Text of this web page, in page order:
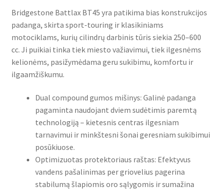
Bridgestone Battlax BT45 yra patikima bias konstrukcijos
padanga, skirta sport-touring ir klasikiniams
motociklams, kurių cilindrų darbinis tūris siekia 250–600
cc. Ji puikiai tinka tiek miesto važiavimui, tiek ilgesnėms
kelionėms, pasižymėdama geru sukibimu, komfortu ir
ilgaamžiškumu.
Dual compound gumos mišinys: Galinė padanga
pagaminta naudojant dviem sudėtimis paremtą
technologiją – kietesnis centras ilgesniam
tarnavimui ir minkštesni šonai geresniam sukibimui
posūkiuose.
Optimizuotas protektoriaus raštas: Efektyvus
vandens pašalinimas per griovelius pagerina
stabilumą šlapiomis oro sąlygomis ir sumažina